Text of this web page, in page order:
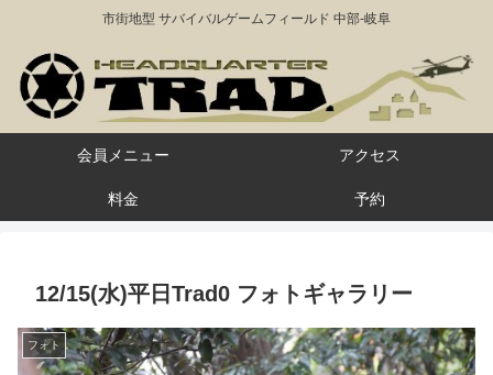
市街地型 サバイバルゲームフィールド 中部-岐阜
会員メニュー アクセス
料金 予約
12/15(水)平日Trad0 フォトギャラリー
フォト